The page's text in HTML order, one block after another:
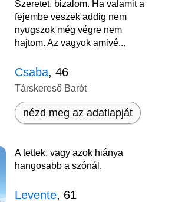
Szeretet, bizalom. Ha valamit a
fejembe veszek addig nem
nyugszok még végre nem
hajtom. Az vagyok amivé...
Csaba, 46
Társkereső Barót
nézd meg az adatlapját
A tettek, vagy azok hiánya
hangosabb a szónál.
Levente, 61